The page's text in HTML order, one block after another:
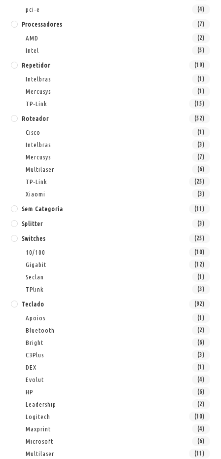
pci-e (4)
Processadores (7)
AMD (2)
Intel (5)
Repetidor (19)
Intelbras (1)
Mercusys (1)
TP-Link (15)
Roteador (52)
Cisco (1)
Intelbras (3)
Mercusys (7)
Multilaser (6)
TP-Link (25)
Xiaomi (3)
Sem Categoria (11)
Splitter (3)
Switches (25)
10/100 (10)
Gigabit (12)
Seclan (1)
TPlink (3)
Teclado (92)
Apoios (1)
Bluetooth (2)
Bright (6)
C3Plus (3)
DEX (1)
Evolut (4)
HP (6)
Leadership (2)
Logitech (10)
Maxprint (4)
Microsoft (6)
Multilaser (11)